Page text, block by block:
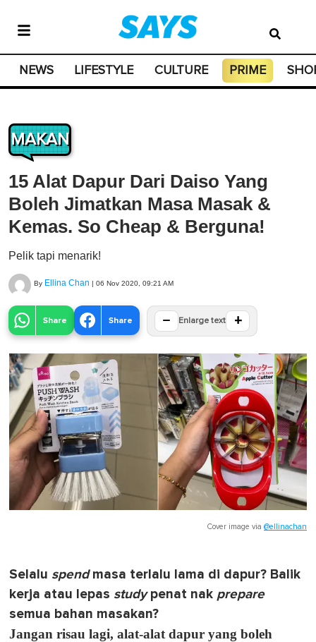
NEWS LIFESTYLE CULTURE PRIME
MAKAN
15 Alat Dapur Dari Daiso Yang
Boleh Jimatkan Masa Masak &
Kemas. So Cheap & Berguna!
Pelik tapi menarik!
By Ellina Chan | 06 Nov 2020, 09:21 AM
Share Share − Enlarge text +
Cover image via @ellinachan
Selalu spendmasa terlalu lama di dapur? Balik
kerja atau lepas studypenat nak prepare
semua bahan masakan?
Jangan risau lagi, alat-alat dapur yang boleh